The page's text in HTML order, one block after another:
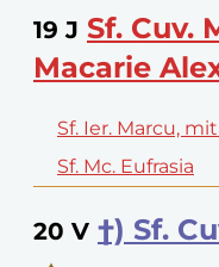
19 J Sf. Cuv.
Macarie
Sf. Ier. Marcu,
Sf. Mc. Eufrasia
20 V †) Sf.